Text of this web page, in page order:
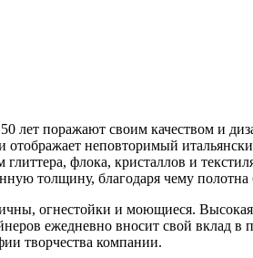
лет поражают своим качеством и
неповторимый
флока, кристаллов и
толщину, благодаря чему
огнестойки и моющиеся.
ежедневно вносит свой вклад
творчества компании.